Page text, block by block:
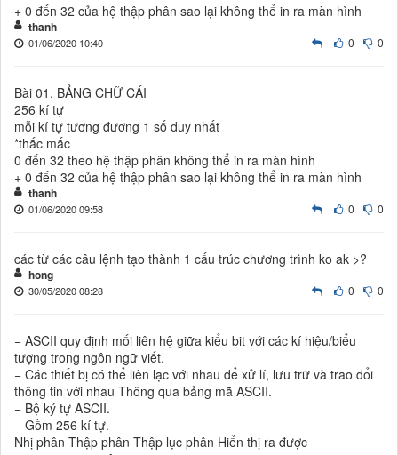
+ 0 đến 32 của hệ thập phân sao lại không thể in ra màn hình
thanh
0 0
01/06/2020 10:40
Bài 01. BẢNG CHỮ CÁI
256 kí tự
mỗi kí tự tương đương 1 số duy nhất
*thắc mắc
0 đến 32 theo hệ thập phân không thể in ra màn hình
+ 0 đến 32 của hệ thập phân sao lại không thể in ra màn hình
thanh
0 0
01/06/2020 09:58
các từ các câu lệnh tạo thành 1 cấu trúc chương trình ko ak >?
hong
0 0
30/05/2020 08:28
− ASCII quy định mối liên hệ giữa kiểu bit với các kí hiệu/biểu
tượng trong ngôn ngữ viết.
− Các thiết bị có thể liên lạc với nhau để xử lí, lưu trữ và trao đổi
thông tin với nhau Thông qua bảng mã ASCII.
− Bộ ký tự ASCII.
− Gồm 256 kí tự.
Nhị phân Thập phân Thập lục phân Hiển thị ra được